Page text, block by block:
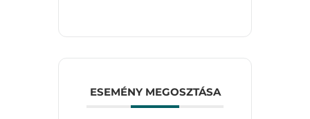
ESEMÉNY MEGOSZTÁSA